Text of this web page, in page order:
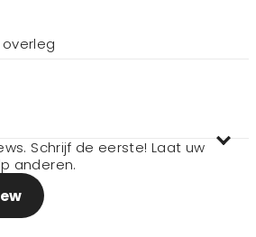
Schrijf de eerste! Laat uw
anderen.